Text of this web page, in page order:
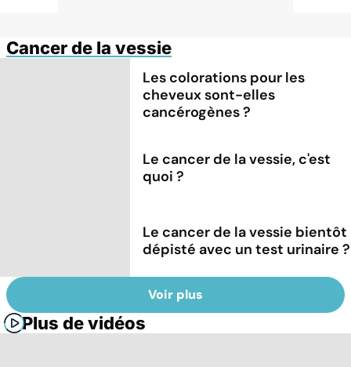
Cancer de la vessie
Les colorations pour les
cheveux sont-elles
cancérogènes ?
Le cancer de la vessie, c'est
quoi ?
Le cancer de la vessie bientôt
dépisté avec un test urinaire ?
Voir plus
Plus de vidéos